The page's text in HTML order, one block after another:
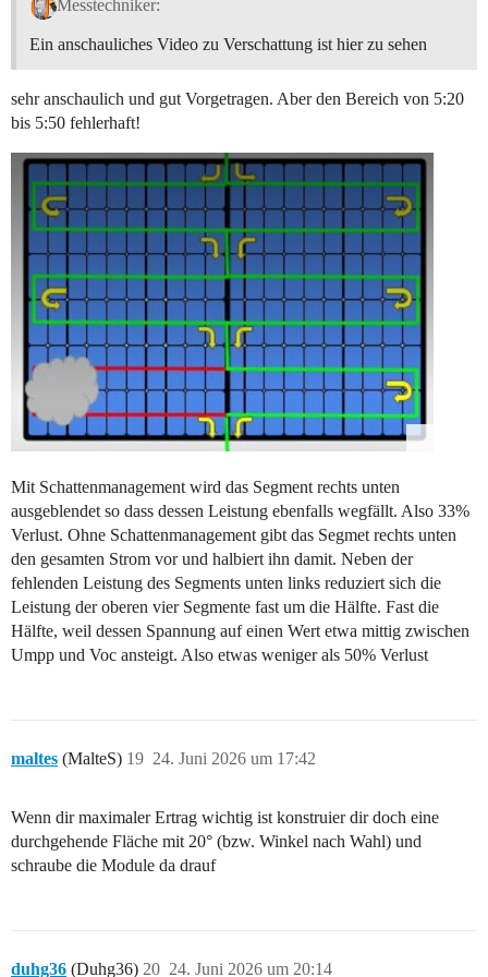
Messtechniker:
Ein anschauliches Video zu Verschattung ist hier zu sehen
sehr anschaulich und gut Vorgetragen. Aber den Bereich von 5:20
bis 5:50 fehlerhaft!
Mit Schattenmanagement wird das Segment rechts unten
ausgeblendet so dass dessen Leistung ebenfalls wegfällt. Also 33%
Verlust. Ohne Schattenmanagement gibt das Segmet rechts unten
den gesamten Strom vor und halbiert ihn damit. Neben der
fehlenden Leistung des Segments unten links reduziert sich die
Leistung der oberen vier Segmente fast um die Hälfte. Fast die
Hälfte, weil dessen Spannung auf einen Wert etwa mittig zwischen
Umpp und Voc ansteigt. Also etwas weniger als 50% Verlust
maltes (MalteS) 24. Juni 2026 um 17:42
19
Wenn dir maximaler Ertrag wichtig ist konstruier dir doch eine
durchgehende Fläche mit 20° (bzw. Winkel nach Wahl) und
schraube die Module da drauf
duhg36 (Duhg36) 24. Juni 2026 um 20:14
20